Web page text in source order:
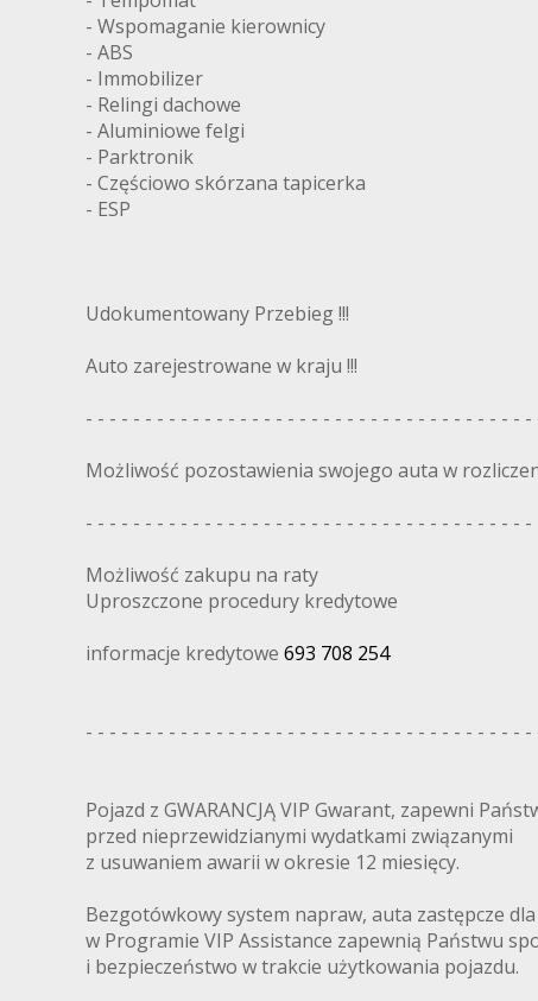
- Wspomaganie kierownicy
- ABS
- Immobilizer
- Relingi dachowe
- Aluminiowe felgi
- Parktronik
- Częściowo skórzana tapicerka
- ESP
Udokumentowany Przebieg !!!
Auto zarejestrowane w kraju !!!
- - - - - - - - - - - - - - - - - - - - - - - - - - - - - - - - - - - - - -
Możliwość pozostawienia swojego auta w
- - - - - - - - - - - - - - - - - - - - - - - - - - - - - - - - - - - - - -
Możliwość zakupu na raty
Uproszczone procedury kredytowe
informacje kredytowe 693 708 254
- - - - - - - - - - - - - - - - - - - - - - - - - - - - - - - - - - - - - -
Pojazd z GWARANCJĄ VIP Gwarant, zapewni
przed nieprzewidzianymi wydatkami związanymi
z usuwaniem awarii w okresie 12 miesięcy.
Bezgotówkowy system napraw, auta zastępcze
w Programie VIP Assistance zapewnią Państwu
i bezpieczeństwo w trakcie użytkowania pojazdu.